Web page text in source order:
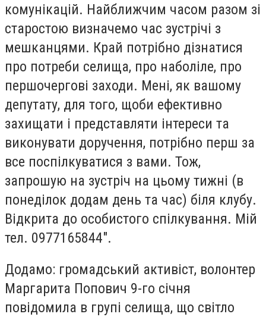
комунікацій. Найближчим часом разом зі
старостою визначемо час зустрічі з
мешканцями. Край потрібно дізнатися
про потреби селища, про наболіле, про
першочергові заходи. Мені, як вашому
депутату, для того, щоби ефективно
захищати і представляти інтереси та
виконувати доручення, потрібно перш за
все поспілкуватися з вами. Тож,
запрошую на зустріч на цьому тижні (в
понеділок додам день та час) біля клубу.
Відкрита до особистого спілкування. Мій
тел. 0977165844".
Додамо: громадський активіст, волонтер
Маргарита Попович 9-го січня
повідомила в групі селища, що світло